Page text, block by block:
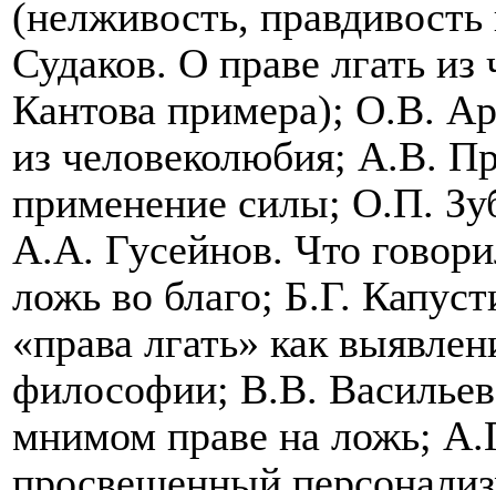
(нелживость,
Судаков. О праве лгать
Кантова примера); О.В.
из человеколюбия; А.В.
применение силы; О.П.
А.А. Гусейнов. Что
ложь во благо; Б.Г.
«права лгать» как
философии; В.В.
мнимом праве на ложь;